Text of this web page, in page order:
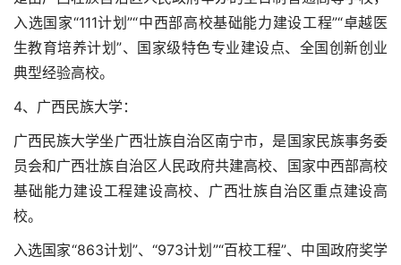
入选国家“111计划”“中西部高校基础能力建设工程”“卓越医
生教育培养计划”、国家级特色专业建设点、全国创新创业
典型经验高校。
4、广西民族大学：
广西民族大学坐广西壮族自治区南宁市，是国家民族事务委
员会和广西壮族自治区人民政府共建高校、国家中西部高校
基础能力建设工程建设高校、广西壮族自治区重点建设高
校。
入选国家“863计划”、“973计划”“百校工程”、中国政府奖学